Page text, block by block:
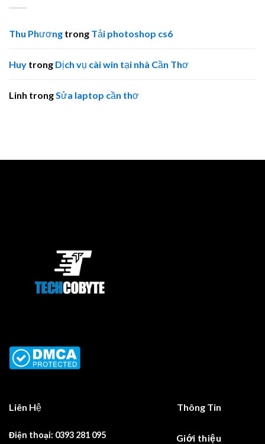
Thu Phương trong Tải photoshop cs6
Huy trong Dịch vụ cài win tại nhà Cần Thơ
Linh trongSửa laptop cần thơ
Liên Hệ
Điện thoại: 0393 281 095
Thông Tin
Giới thiệu